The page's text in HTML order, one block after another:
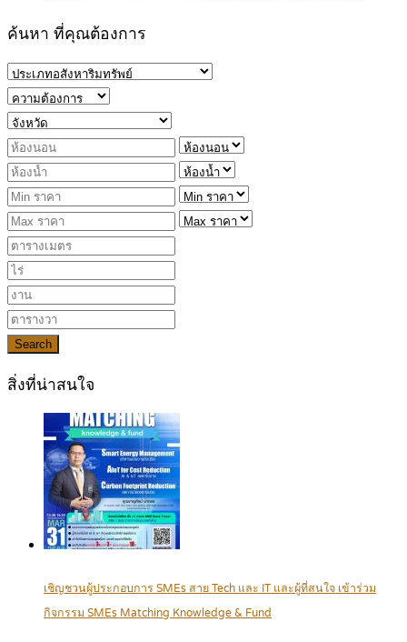
ค้นหา ที่คุณต้องการ
Search
สิ่งที่น่าสนใจ
เชิญชวนผู้ประกอบการ SMEs สาย Tech และ IT และผู้ที่สนใจ เข้าร่วม
กิจกรรม SMEs Matching Knowledge & Fund